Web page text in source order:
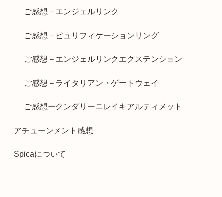
ご感想－エンジェルリンク
ご感想－ピュリフィケーションリング
ご感想－エンジェルリンクエクステンション
ご感想－ライタリアン・ゲートウェイ
ご感想ークンダリーニレイキアルティメット
アチューンメント感想
Spicaについて